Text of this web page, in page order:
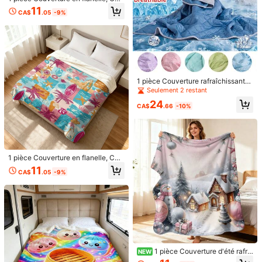
s***8 Couleur: Bleu azur / Taille: XL
かわいい！でも着た後服も着てると毛が大量に付く
Utile(1)
i***よ Couleur: Bleu azur / Taille: XL
サイズ的に以外に165cmでも少し小さいくらい。でも良かった良
かっま
Utile(0)
h***9 Couleur: Bleu azur / Taille: 2XL
めっちゃめっちゃめっちゃ暖かいです。寝るときずっっと着てま
す
Utile(0)
Détails Du Produit
Matériel:
Polyester
Composition:
100% Polyester
verture d'été, Couverture de lit, Co
uvertures pour le camping, Couvert
Couverture multi-usage douce, Co
uverture rafraîchissante
CA$11 .05 -9%
1 pièce Couverture en flanelle, Cou
verture d'été, Couverture de lit, Co
uvertures pour le camping, Couvert
Couverture multi-usage douce, Co
uverture rafraîchissante
CA$11 .05 -9%
1 pièce Couverture rafraîchissante
d'été à double usage pour camping
extérieur et maison, 6 couleurs au c
hoix , Tissu à refroidissement instan
spiration, matelassé avec verrouilla
ge de la température, lavable en m
achine et facile à entretenir, convie
nt pour chambre climatisée en été /
tapis de pique-nique, vous garde a
u frais et rafraîchi tout au long de
l'été chaud
Seulement 2 restant
CA$24.66 -10%
NEW 1 pièce Couverture d'été rafraî
chissante en flanelle, couverture je